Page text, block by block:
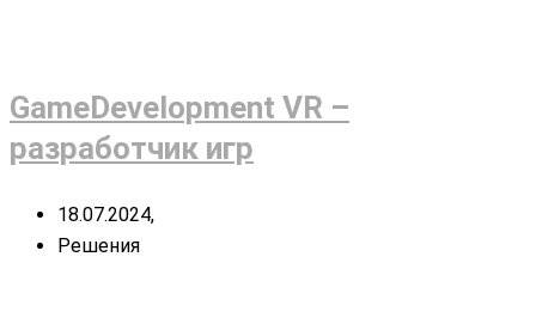
GameDevelopment VR –
разработчик игр
18.07.2024,
Решения